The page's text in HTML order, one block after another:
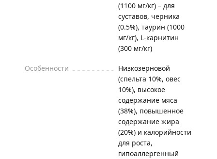
(1100 мг/кг) – для
суставов, черника
(0.5%), таурин (1000
мг/кг), L-карнитин
(300 мг/кг)
Особенности
Низкозерновой
(спельта 10%, овес
10%), высокое
содержание мяса
(38%), повышенное
содержание жира
(20%) и калорийности
для роста,
гипоаллергенный